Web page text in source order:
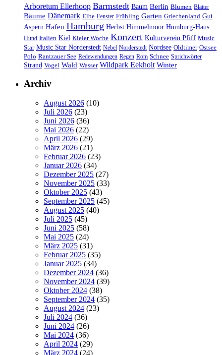
Arboretum Ellerhoop Barmstedt Baum Berlin Blumen Blätter
Bäume Dänemark Elbe Fenster Frühling Garten Griechenland Gut
Aspern Hafen Hamburg Herbst Himmelmoor Humburg-Haus
Hund Italien Kiel Kieler Woche Konzert Kulturverein Pfiff Music
Star Music Star Norderstedt Nebel Norderstedt Nordsee Oldtimer Ostsee
Polo Rantzauer See Redewendungen Regen Rom Schnee Sprichwörter
Strand Vogel Wald Wasser Wildpark Eekholt Winter
Archiv
August 2026 (10)
Juli 2026 (23)
Juni 2026 (36)
Mai 2026 (22)
April 2026 (29)
März 2026 (21)
Februar 2026 (23)
Januar 2026 (34)
Dezember 2025 (27)
November 2025 (33)
Oktober 2025 (43)
September 2025 (45)
August 2025 (40)
Juli 2025 (45)
Juni 2025 (58)
Mai 2025 (24)
März 2025 (31)
Februar 2025 (35)
Januar 2025 (34)
Dezember 2024 (36)
November 2024 (39)
Oktober 2024 (38)
September 2024 (35)
August 2024 (23)
Juli 2024 (36)
Juni 2024 (26)
Mai 2024 (36)
April 2024 (29)
März 2024 (24)